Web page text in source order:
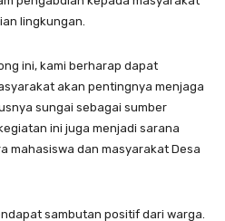
lingkungan.
ini, kami berharap dapat
akan pentingnya menjaga
sungai sebagai sumber
ini juga menjadi sarana
mahasiswa dan masyarakat Desa
sambutan positif dari warga.